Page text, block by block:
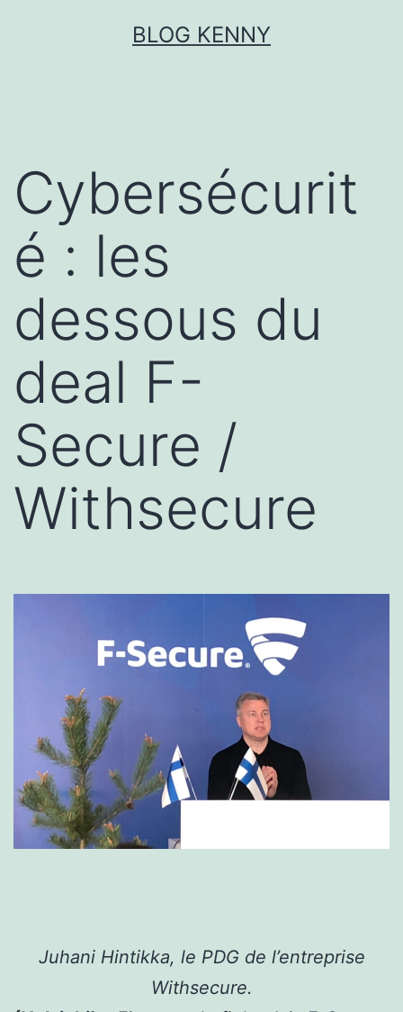
BLOG KENNY
Cybersécurit
é : les
dessous du
deal F-
Secure /
Withsecure
Juhani Hintikka, le PDG de l’entreprise
Withsecure.